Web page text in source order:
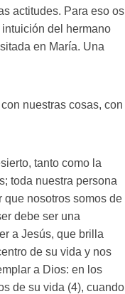
actitudes. Para eso os
del hermano
en María. Una
nuestras cosas, con
tanto como la
toda nuestra persona
que nosotros somos de
debe ser una
a Jesús, que brilla
de su vida y nos
a Dios: en los
de su vida (4), cuando